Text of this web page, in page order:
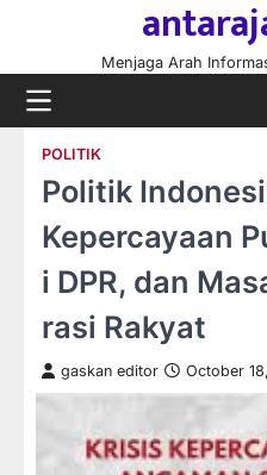
content
Menjaga Arah
POLITIK
Politik
Kepercayaan
i DPR, dan
rasi Rakyat
gaskan editor October